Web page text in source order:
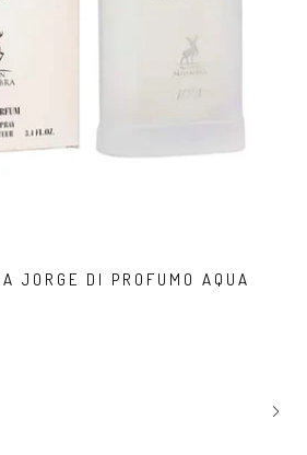
JORGE DI PROFUMO AQUA